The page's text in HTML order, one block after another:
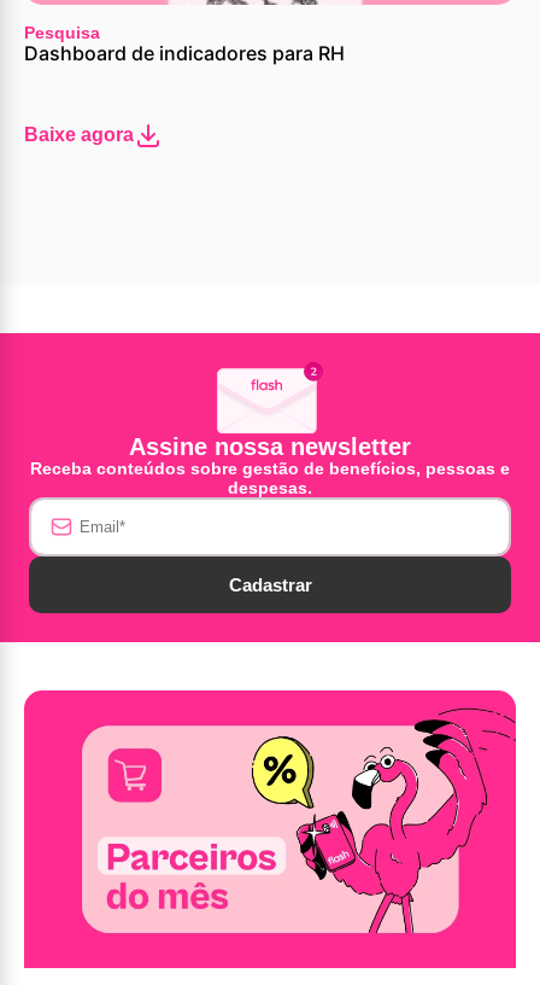
Pesquisa
Dashboard de indicadores para RH
Baixe agora
Assine nossa newsletter
Receba conteúdos sobre gestão de benefícios, pessoas e
despesas.